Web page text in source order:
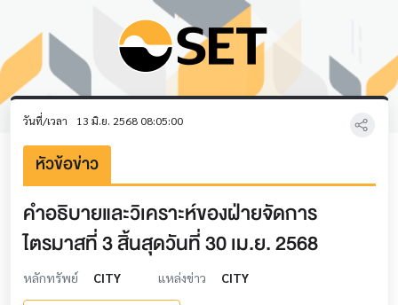
วันที่/เวลา 13 มิ.ย. 2568 08:05:00
หัวข้อข่าว
คำอธิบายและวิเคราะห์ของฝ่ายจัดการ
ไตรมาสที่ 3 สิ้นสุดวันที่ 30 เม.ย. 2568
หลักทรัพย์ CITY แหล่งข่าว CITY